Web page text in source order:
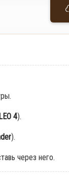
4).
).
через него.